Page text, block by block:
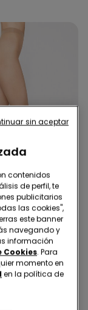
20
contenidos
de perfil, te
publicitarios
las cookies",
este banner
navegando y
información
Cookies. Para
momento en
en la política de
sin aceptar